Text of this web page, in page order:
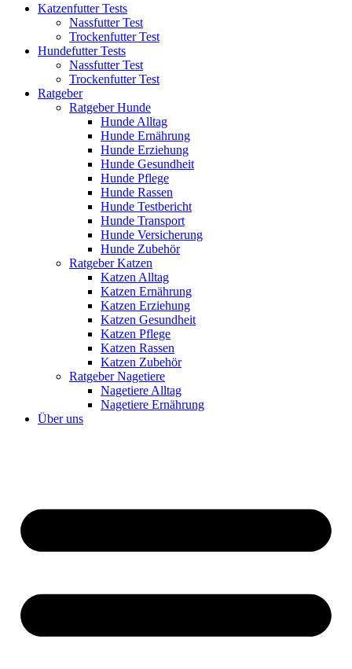
Katzenfutter Tests
Nassfutter Test
Trockenfutter Test
Hundefutter Tests
Nassfutter Test
Trockenfutter Test
Ratgeber
Ratgeber Hunde
Hunde Alltag
Hunde Ernährung
Hunde Erziehung
Hunde Gesundheit
Hunde Pflege
Hunde Rassen
Hunde Testbericht
Hunde Transport
Hunde Versicherung
Hunde Zubehör
Ratgeber Katzen
Katzen Alltag
Katzen Ernährung
Katzen Erziehung
Katzen Gesundheit
Katzen Pflege
Katzen Rassen
Katzen Zubehör
Ratgeber Nagetiere
Nagetiere Alltag
Nagetiere Ernährung
Über uns